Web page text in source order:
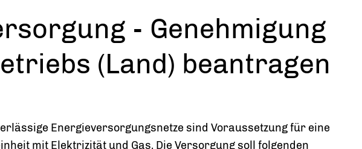
- Genehmigung
(Land) beantragen
Energieversorgungsnetze sind Voraussetzung für eine
mit Elektrizität und Gas. Die Versorgung soll folgenden